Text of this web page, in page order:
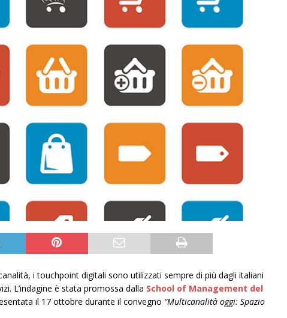
i touchpoint digitali sono utilizzati sempre di più dagli italiani
L’indagine è stata promossa dalla School of Management del
il 17 ottobre durante il convegno “Multicanalità oggi: Spazio